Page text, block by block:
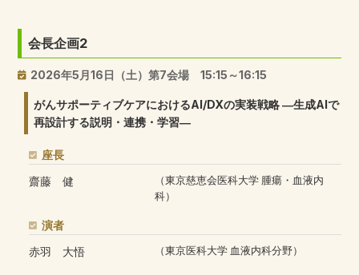
会長企画2
2026年5月16日（土）第7会場 15:15～16:15
がんサポーティブケアにおけるAI/DXの実装戦略 ―生成AIで
再設計する説明・連携・学習―
座長
齋藤 健
（東京慈恵会医科大学 腫瘍・血液内
科）
演者
赤羽 大悟
（東京医科大学 血液内科分野）